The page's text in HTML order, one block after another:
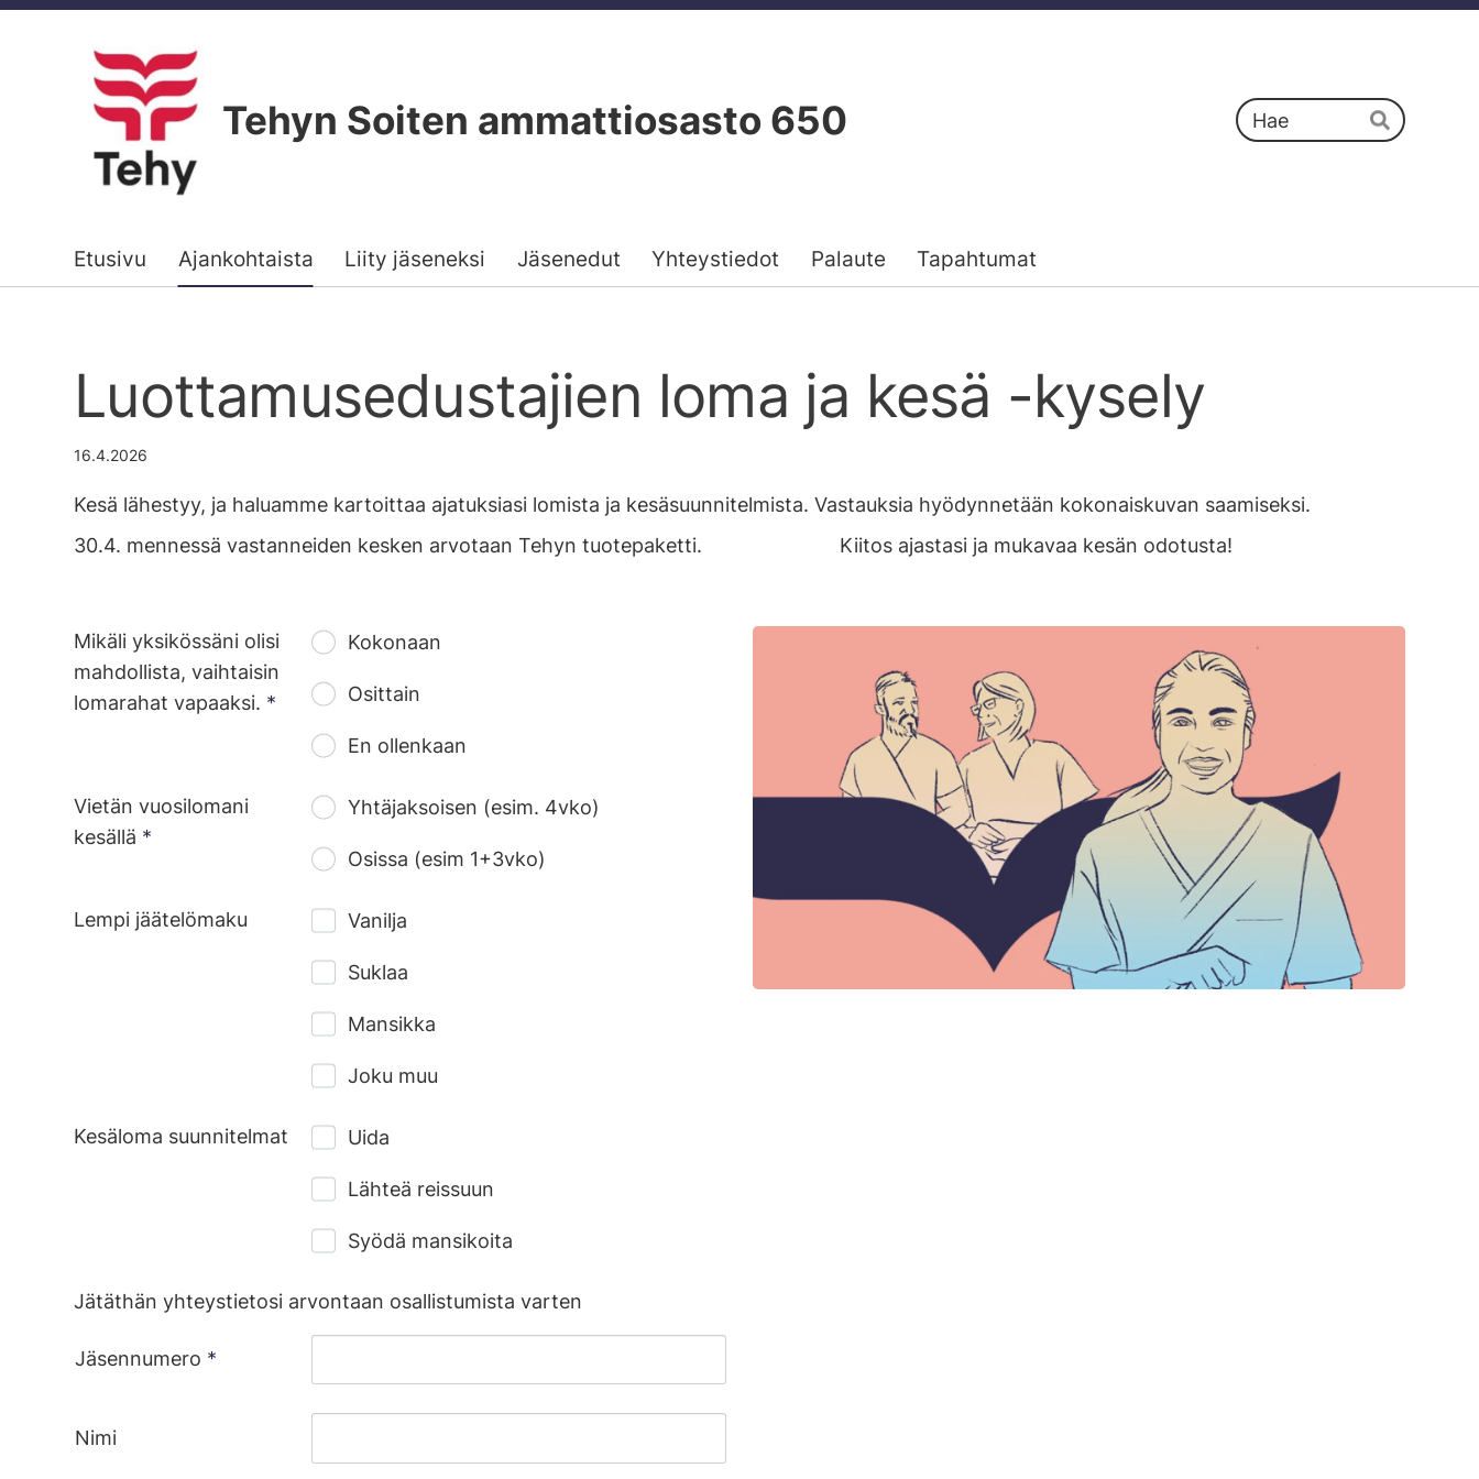
sisältöön
Tehyn Soiten ammattiosasto 650 Haku
Hae
Etusivu Ajankohtaista Liity jäseneksi Jäsenedut Yhteystiedot Palaute Tapahtumat
Luottamusedustajien loma ja kesä -kysely
16.4.2026
Kesä lähestyy, ja haluamme kartoittaa ajatuksiasi lomista ja kesäsuunnitelmista. Vastauksia hyödynnetään kokonaiskuvan saamiseksi.
30.4. mennessä vastanneiden kesken arvotaan Tehyn tuotepaketti. Kiitos ajastasi ja mukavaa kesän odotusta!
Mikäli yksikössäni olisi
mahdollista, vaihtaisin
lomarahat vapaaksi. *
Kokonaan
Osittain
En ollenkaan
Vietän vuosilomani
kesällä *
Yhtäjaksoisen (esim. 4vko)
Osissa (esim 1+3vko)
Lempi jäätelömaku Vanilja
Suklaa
Mansikka
Joku muu
Kesäloma suunnitelmat Uida
Lähteä reissuun
Syödä mansikoita
Jätäthän yhteystietosi arvontaan osallistumista varten
Jäsennumero *
Nimi